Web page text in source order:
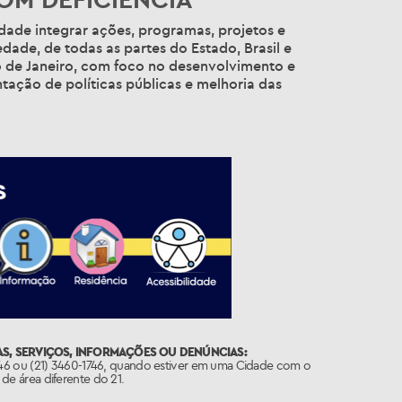
integrar ações, programas, projetos e
de todas as partes do Estado, Brasil e
Janeiro, com foco no desenvolvimento e
de políticas públicas e melhoria das
SERVIÇOS, INFORMAÇÕES OU DENÚNCIAS:
ou (21) 3460-1746, quando estiver em uma Cidade com o
área diferente do 21.